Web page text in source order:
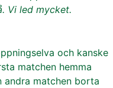
Vi led mycket.
och kanske
matchen hemma
andra matchen borta